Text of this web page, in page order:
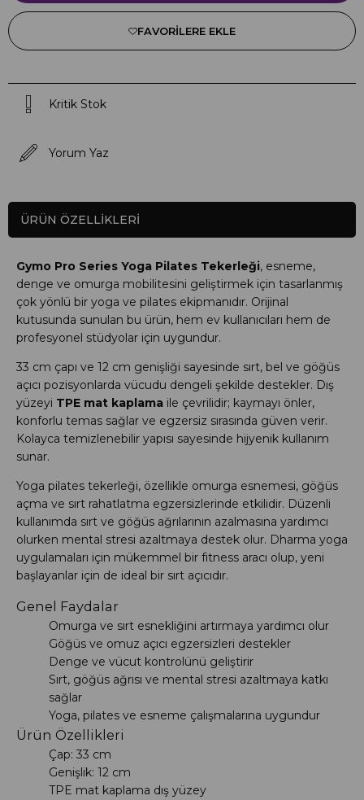
FAVORILERE EKLE
Kritik Stok
Yorum Yaz
ÜRÜN ÖZELLIKLERI
Gymo Pro Series Yoga Pilates Tekerleği, esneme,
denge ve omurga mobilitesini geliştirmek için tasarlanmış
çok yönlü bir yoga ve pilates ekipmanıdır. Orijinal
kutusunda sunulan bu ürün, hem ev kullanıcıları hem de
profesyonel stüdyolar için uygundur.
33 cm çapı ve 12 cm genişliği sayesinde sırt, bel ve göğüs
açıcı pozisyonlarda vücudu dengeli şekilde destekler. Dış
yüzeyi TPE mat kaplama ile çevrilidir; kaymayı önler,
konforlu temas sağlar ve egzersiz sırasında güven verir.
Kolayca temizlenebilir yapısı sayesinde hijyenik kullanım
sunar.
Yoga pilates tekerleği, özellikle omurga esnemesi, göğüs
açma ve sırt rahatlatma egzersizlerinde etkilidir. Düzenli
kullanımda sırt ve göğüs ağrılarının azalmasına yardımcı
olurken mental stresi azaltmaya destek olur. Dharma yoga
uygulamaları için mükemmel bir fitness aracı olup, yeni
başlayanlar için de ideal bir sırt açıcıdır.
Genel Faydalar
Omurga ve sırt esnekliğini artırmaya yardımcı olur
Göğüs ve omuz açıcı egzersizleri destekler
Denge ve vücut kontrolünü geliştirir
Sırt, göğüs ağrısı ve mental stresi azaltmaya katkı
sağlar
Yoga, pilates ve esneme çalışmalarına uygundur
Ürün Özellikleri
Çap: 33 cm
Genişlik: 12 cm
TPE mat kaplama dış yüzey